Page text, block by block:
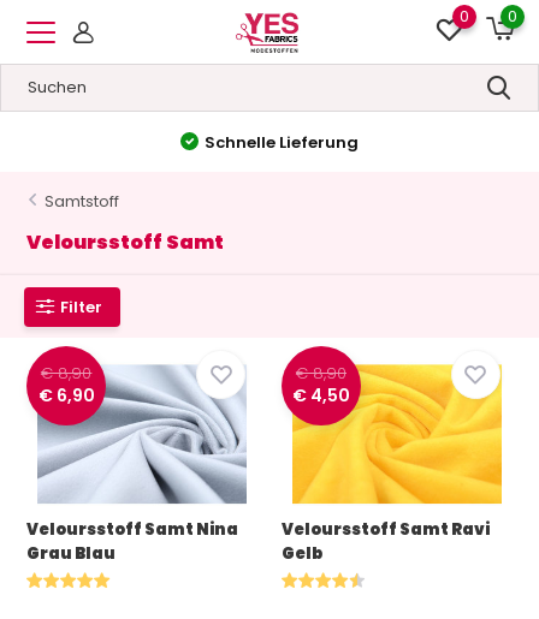
0 0
Hohe Qualität&Niedrige Preise
Samtstoff
Veloursstoff Samt
Filter
€ 8,90
€ 6,90
Veloursstoff Samt Nina
Grau Blau
€ 8,90
€ 4,50
Veloursstoff Samt Ravi
Gelb